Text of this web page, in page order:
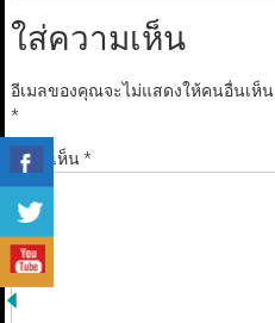
ใส่ความเห็น
อีเมลของคุณจะไม่แสดงให้คนอื่นเห็น
*
ความเห็น*